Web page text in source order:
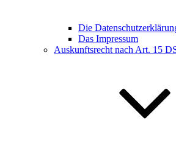
Die
Das Impressum
Auskunftsrecht nach Art. 15